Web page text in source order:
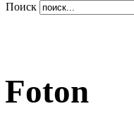
Поиск
Foton